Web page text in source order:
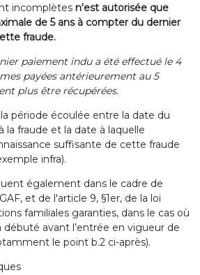
incomplètes n'est autorisée que
de 5 ans à compter du dernier
fraude.
paiement indu a été effectué le 4
payées antérieurement au 5
plus être récupérées.
période écoulée entre la date du
la fraude et la date à laquelle
suffisante de cette fraude
infra).
également dans le cadre de
et de l'article 9, §1er, de la loi
familiales garanties, dans le cas où
débuté avant l’entrée en vigueur de
le point b.2 ci-après).